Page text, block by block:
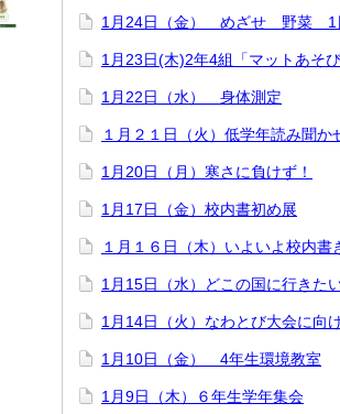
1月24日（金） めざせ 野菜 1
1月23日(木)2年4組「マットあそび
1月22日（水） 身体測定
１月２１日（火）低学年読み聞か
1月20日（月）寒さに負けず！
1月17日（金）校内書初め展
１月１６日（木）いよいよ校内書
1月15日（水）どこの国に行きた
1月14日（火）なわとび大会に向
1月10日（金） 4年生環境教室
1月9日（木）６年生学年集会